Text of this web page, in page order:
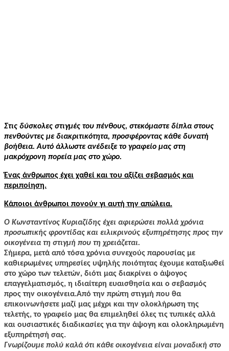
Στις δύσκολες στιγμές του πένθους, στεκόμαστε δίπλα στους
πενθούντες με διακριτικότητα, προσφέροντας κάθε δυνατή
βοήθεια. Αυτό άλλωστε ανέδειξε το γραφείο μας στη
μακρόχρονη πορεία μας στο χώρο.
Ένας άνθρωπος έχει χαθεί και του αξίζει σεβασμός και
περιποίηση.
Κάποιοι άνθρωποι πονούν γι αυτή την απώλεια.
Ο Κωνσταντίνος Κυριαζίδης έχει αφιερώσει πολλά χρόνια
προσωπικής φροντίδας και ειλικρινούς εξυπηρέτησης προς την
οικογένεια τη στιγμή που τη χρειάζεται.
Σήμερα, μετά από τόσα χρόνια συνεχούς παρουσίας με
καθιερωμένες υπηρεσίες υψηλής ποιότητας έχουμε καταξιωθεί
στο χώρο των τελετών, διότι μας διακρίνει ο άψογος
επαγγελματισμός, η ιδιαίτερη ευαισθησία και ο σεβασμός
προς την οικογένεια.Από την πρώτη στιγμή που θα
επικοινωνήσετε μαζί μας μέχρι και την ολοκλήρωση της
τελετής, το γραφείο μας θα επιμεληθεί όλες τις τυπικές αλλά
και ουσιαστικές διαδικασίες για την άψογη και ολοκληρωμένη
εξυπηρέτησή σας.
Γνωρίζουμε πολύ καλά ότι κάθε οικογένεια είναι μοναδική στο